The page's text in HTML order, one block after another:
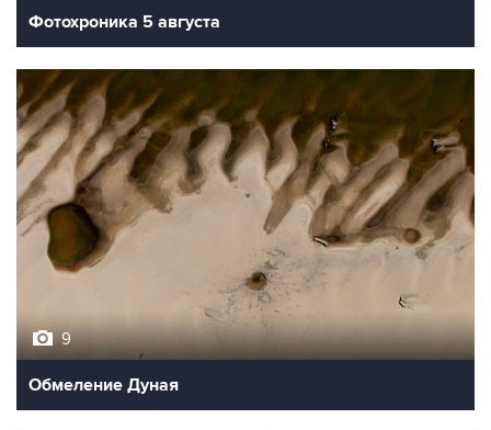
Фотохроника 5 августа
9
Обмеление Дуная